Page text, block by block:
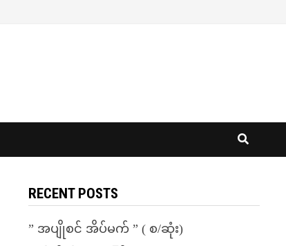
RECENT POSTS
” အပျိုစင် အိပ်မက် ” ( စ/ဆုံး)